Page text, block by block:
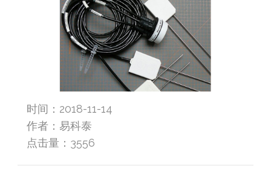
时间：2018-11-14
作者：易科泰
点击量： 3556